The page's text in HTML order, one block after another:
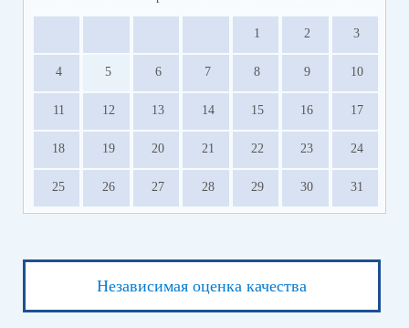
1 2 3
4 5 6 7 8 9 10
11 12 13 14 15 16 17
18 19 20 21 22 23 24
25 26 27 28 29 30 31
Независимая оценка качества